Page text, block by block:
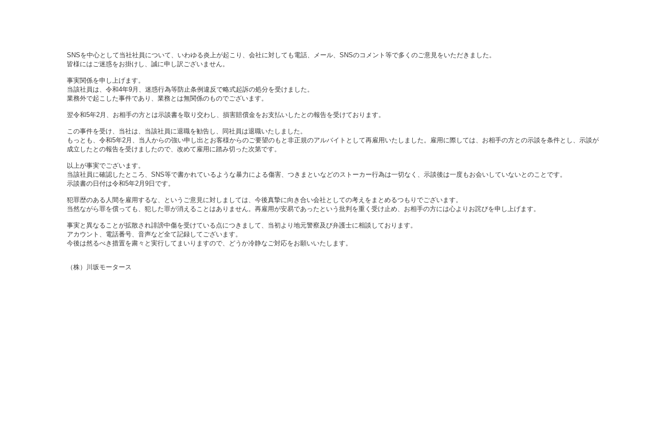
SNSを中心として当社社員について、いわゆる炎上が起こり、会社に対しても電話、メール、SNSのコメント等で多くのご意見をいただきました。
皆様にはご迷惑をお掛けし、誠に申し訳ございません。
事実関係を申し上げます。
当該社員は、令和4年9月、迷惑行為等防止条例違反で略式起訴の処分を受けました。
業務外で起こした事件であり、業務とは無関係のものでございます。
翌令和5年2月、お相手の方とは示談書を取り交わし、損害賠償金をお支払いしたとの報告を受けております。
この事件を受け、当社は、当該社員に退職を勧告し、同社員は退職いたしました。
もっとも、令和5年2月、当人からの強い申し出とお客様からのご要望のもと非正規のアルバイトとして再雇用いたしました。雇用に際しては、お相手の方との示談を条件とし、示談が
成立したとの報告を受けましたので、改めて雇用に踏み切った次第です。
以上が事実でございます。
当該社員に確認したところ、SNS等で書かれているような暴力による傷害、つきまといなどのストーカー行為は一切なく、示談後は一度もお会いしていないとのことです。
示談書の日付は令和5年2月9日です。
犯罪歴のある人間を雇用するな、というご意見に対しましては、今後真摯に向き合い会社としての考えをまとめるつもりでございます。
当然ながら罪を償っても、犯した罪が消えることはありません。再雇用が安易であったという批判を重く受け止め、お相手の方には心よりお詫びを申し上げます。
事実と異なることが拡散され誹謗中傷を受けている点につきまして、当初より地元警察及び弁護士に相談しております。
アカウント、電話番号、音声など全て記録してございます。
今後は然るべき措置を粛々と実行してまいりますので、どうか冷静なご対応をお願いいたします。
（株）川坂モータース